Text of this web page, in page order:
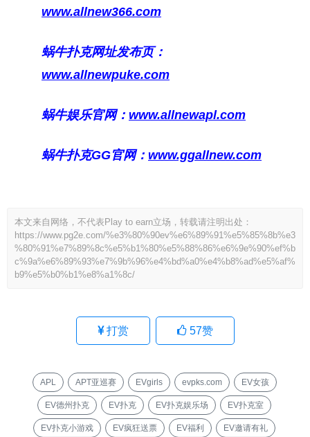
www.allnew366.com
蜗牛扑克网址发布页：
www.allnewpuke.com
蜗牛娱乐官网： www.allnewapl.com
蜗牛扑克GG官网： www.ggallnew.com
本文来自网络，不代表Play to earn立场，转载请注明出处：
https://www.pg2e.com/%e3%80%90ev%e6%89%91%e5%85%8b%e3
%80%91%e7%89%8c%e5%b1%80%e5%88%86%e6%9e%90%ef%b
c%9a%e6%89%93%e7%9b%96%e4%bd%a0%e4%b8%ad%e5%af%
b9%e5%b0%b1%e8%a1%8c/
打赏 57赞
APL APT亚巡赛 EVgirls evpks.com EV女孩
EV德州扑克 EV扑克 EV扑克娱乐场 EV扑克室
EV扑克小游戏 EV疯狂送票 EV福利 EV邀请有礼